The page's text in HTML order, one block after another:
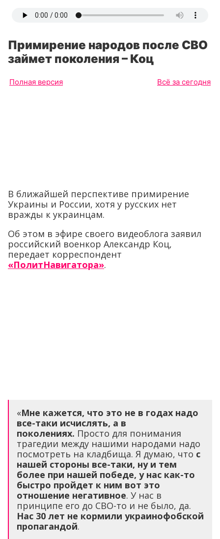
Примирение народов после СВО
займет поколения – Коц
Полная версия Всё за сегодня
В ближайшей перспективе примирение
Украины и России, хотя у русских нет
вражды к украинцам.
Об этом в эфире своего видеоблога заявил
российский военкор Александр Коц,
передает корреспондент
«ПолитНавигатора».
«Мне кажется, что это не в годах надо
все-таки исчислять, а в
поколениях. Просто для понимания
трагедии между нашими народами надо
посмотреть на кладбища. Я думаю, что с
нашей стороны все-таки, ну и тем
более при нашей победе, у нас как-то
быстро пройдет к ним вот это
отношение негативное. У нас в
принципе его до СВО-то и не было, да.
Нас 30 лет не кормили украинофобской
пропагандой.